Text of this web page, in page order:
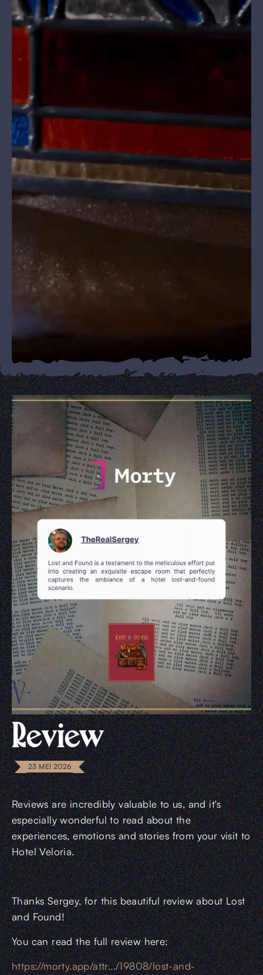
Review
23 MEI 2026
Reviews are incredibly valuable to us, and it's
especially wonderful to read about the
experiences, emotions and stories from your visit to
Hotel Veloria.
Thanks Sergey, for this beautiful review about Lost
and Found!
You can read the full review here:
https://morty.app/attr.../19808/lost-and-